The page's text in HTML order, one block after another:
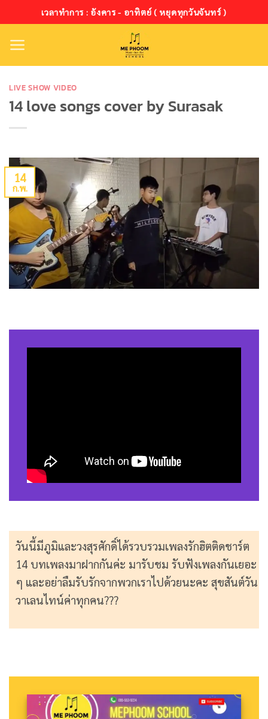
ไป
เนื้อหา
เวลาทำการ : อังคาร - อาทิตย์ ( หยุดทุกวันจันทร์ )
LIVE SHOW VIDEO
14 love songs cover by Surasak
14
ก.พ.
วันนี้มีภูมิและวงสุรศักดิ์ได้รวบรวมเพลงรักฮิตติดชาร์ต
14 บทเพลงมาฝากกันค่ะ มารับชม รับฟังเพลงกันเยอะ
ๆ และอย่าลืมรับรักจากพวกเราไปด้วยนะคะ สุขสันต์วัน
วาเลนไทน์ค่าทุกคน???